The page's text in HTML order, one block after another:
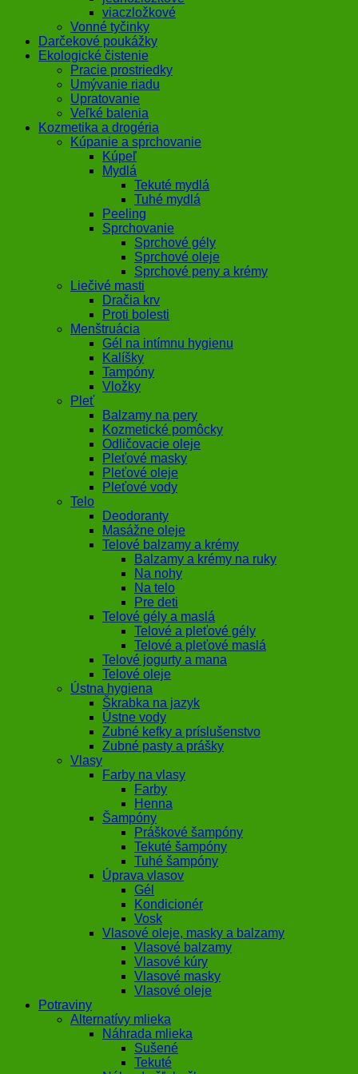
viaczložkové
Vonné tyčinky
Darčekové poukážky
Ekologické čistenie
Pracie prostriedky
Umývanie riadu
Upratovanie
Veľké balenia
Kozmetika a drogéria
Kúpanie a sprchovanie
Kúpeľ
Mydlá
Tekuté mydlá
Tuhé mydlá
Peeling
Sprchovanie
Sprchové gély
Sprchové oleje
Sprchové peny a krémy
Liečivé masti
Dračia krv
Proti bolesti
Menštruácia
Gél na intímnu hygienu
Kalíšky
Tampóny
Vložky
Pleť
Balzamy na pery
Kozmetické pomôcky
Odličovacie oleje
Pleťové masky
Pleťové oleje
Pleťové vody
Telo
Deodoranty
Masážne oleje
Telové balzamy a krémy
Balzamy a krémy na ruky
Na nohy
Na telo
Pre deti
Telové gély a maslá
Telové a pleťové gély
Telové a pleťové maslá
Telové jogurty a mana
Telové oleje
Ústna hygiena
Škrabka na jazyk
Ústne vody
Zubné kefky a príslušenstvo
Zubné pasty a prášky
Vlasy
Farby na vlasy
Farby
Henna
Šampóny
Práškové šampóny
Tekuté šampóny
Tuhé šampóny
Úprava vlasov
Gél
Kondicionér
Vosk
Vlasové oleje, masky a balzamy
Vlasové balzamy
Vlasové kúry
Vlasové masky
Vlasové oleje
Potraviny
Alternatívy mlieka
Náhrada mlieka
Sušené
Tekuté